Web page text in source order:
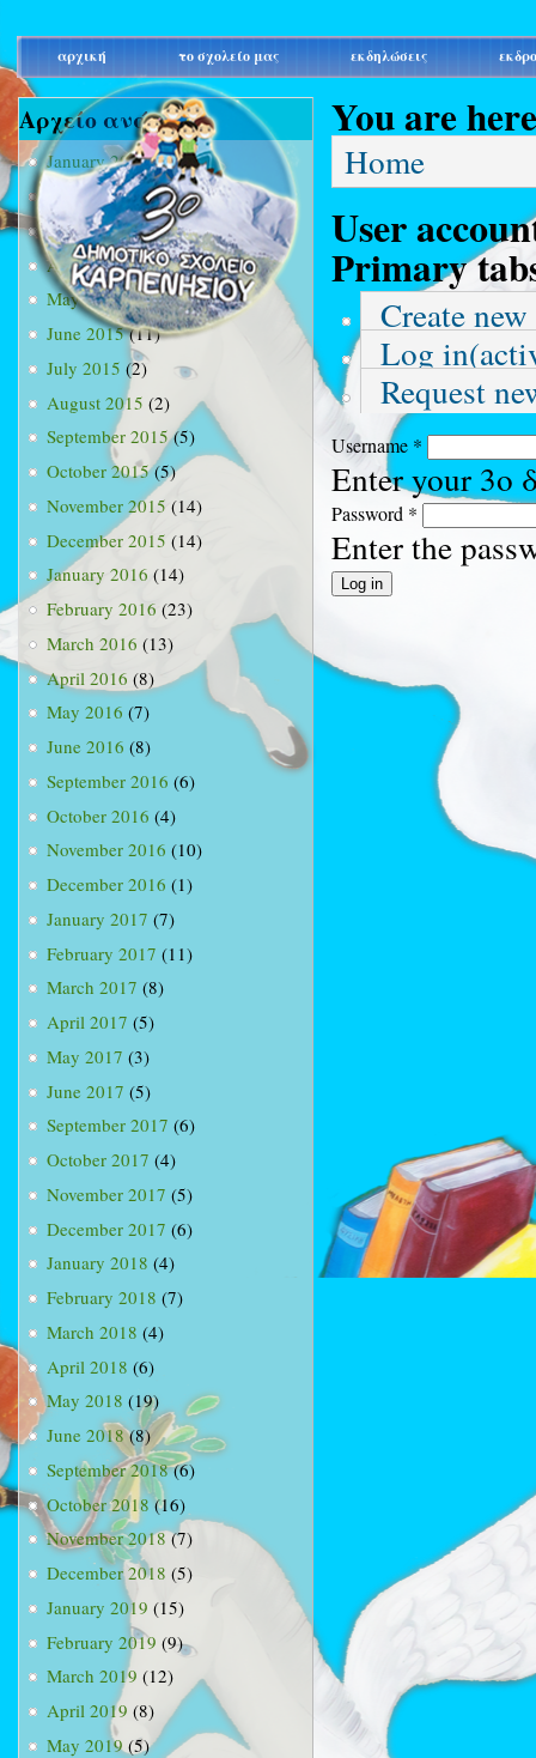
main_menu
αρχική το σχολείο μας εκδηλώσεις
Αρχείο ανά μήνα
January 2015(3)
February 2015(9)
March 2015(34)
April 2015(15)
May 2015(13)
June 2015(11)
July 2015 (2)
August 2015 (2)
September 2015(5)
October 2015(5)
November 2015 (14)
December 2015 (14)
January 2016 (14)
February 2016 (23)
March 2016 (13)
April 2016 (8)
May 2016 (7)
June 2016 (8)
September 2016 (6)
October 2016 (4)
November 2016 (10)
December 2016 (1)
January 2017 (7)
February 2017 (11)
March 2017 (8)
April 2017 (5)
May 2017 (3)
June 2017 (5)
September 2017 (6)
October 2017 (4)
November 2017 (5)
December 2017 (6)
January 2018 (4)
February 2018 (7)
March 2018 (4)
April 2018 (6)
May 2018 (19)
June 2018(8)
September 2018(6)
October 2018(16)
November 2018(7)
December 2018 (5)
January 2019 (15)
February 2019 (9)
March 2019 (12)
April 2019 (8)
May 2019(5)
You are here
Home
User
Primary
Create
Log in
Request
Username *
Enter your 3ο
Password *
Enter the